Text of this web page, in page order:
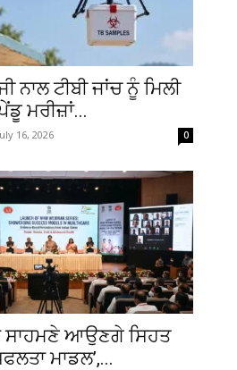
ਨਾਲ ਟੀਬੀ ਜਾਂਚ ਨੂੰ ਮਿਲੀ
ਮਰੀਜ਼ਾਂ...
16, 2026 0
ਸਾਹਮਣੇ ਆਉਣਗੇ ਸਿਹਤ
ਮਾਡਲ’,...